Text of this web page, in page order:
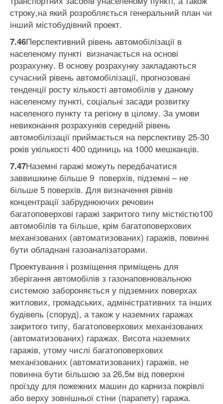
строку,на який розробляється генеральний план чи
інший містобудівний проект.
7.46Перспективний рівень автомобілізації в
населеному пункті визначається на основі
розрахунку. В основу розрахунку закладаються
сучасний рівень автомобілізації, прогнозовані
тенденції росту кількості автомобілів у даному
населеному пункті, соціальні засади розвитку
населеного пункту та регіону в цілому. За умови
невиконання розрахунків середній рівень
автомобілізації приймається на перспективу 25-30
років укількості 400 одиниць на 1000 мешканців.
7.47Наземні гаражі можуть передбачатися
заввишкине більше 9 поверхів, підземні – не
більше 5 поверхів. Для визначення рівнів
концентрації забруднюючих речовин
багатоповерхові гаражі закритого типу місткістю100
автомобілів та більше, крім багатоповерхових
механізованих (автоматизованих) гаражів, повинні
бути обладнані газоаналізаторами.
Проектування і розміщення приміщень для
зберігання автомобілів з газонаповнювальною
системою забороняється у підземних поверхах
житлових, громадських, адміністративних та інших
будівель (споруд), а також у наземних гаражах
закритого типу, багатоповерхових механізованих
(автоматизованих) гаражах. Висота наземних
гаражів, утому числі багатоповерхових
механізованих (автоматизованих) гаражів, не
повинна бути більшою за 26,5м від поверхні
проїзду для пожежних машин до карниза покрівлі
або верху зовнішньої стіни (парапету) гаража.